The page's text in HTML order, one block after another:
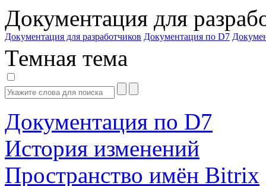
Документация для
Документация для разработчиков Документация по D7
Темная тема
Документация по D7
История изменений
Пространство имён Bitrix